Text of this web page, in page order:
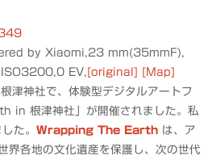
by Xiaomi,23 mm(35mmF),
EV, [original]
[Map]
津神社で、体験型デジタルアートフ
in 根津神社」が開催されました。私
た。 Wrapping The Earthは、ア
界各地の文化遺産を保護し、次の世代